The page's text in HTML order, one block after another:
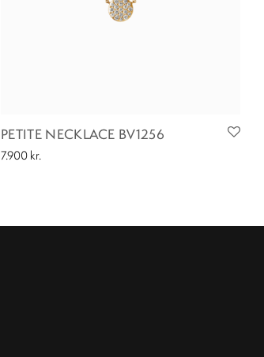
PETITE NECKLACE BV1256
7.900 kr.